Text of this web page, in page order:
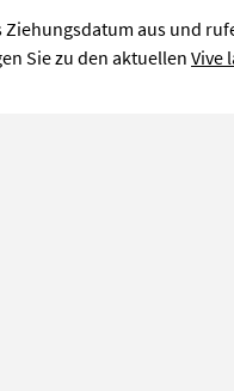
aus und
Sie zu den aktuellen Vive